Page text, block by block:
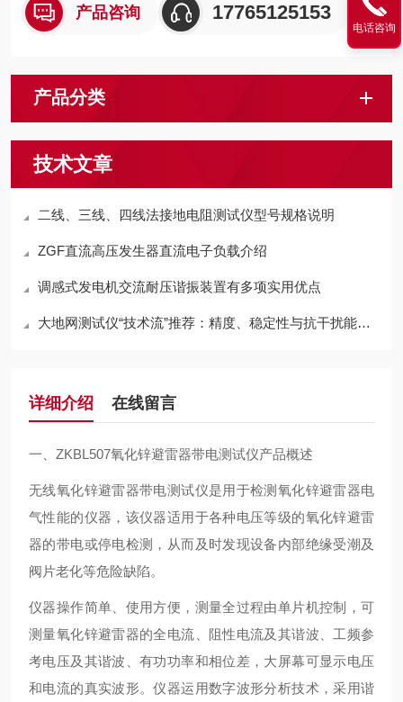
产品咨询 17765125153
产品分类
技术文章
二线、三线、四线法接地电阻测试仪型号规格说明
ZGF直流高压发生器直流电子负载介绍
调感式发电机交流耐压谐振装置有多项实用优点
大地网测试仪“技术流”推荐：精度、稳定性与抗干扰能力的品牌
详细介绍 在线留言
一、 ZKBL507氧化锌避雷器带电测试仪产品概述
无线氧化锌避雷器带电测试仪是用于检测氧化锌避雷器电
气性能的仪器，该仪器适用于各种电压等级的氧化锌避雷
器的带电或停电检测，从而及时发现设备内部绝缘受潮及
阀片老化等危险缺陷。
仪器操作简单、使用方便，测量全过程由单片机控制，可
测量氧化锌避雷器的全电流、阻性电流及其谐波、工频参
考电压及其谐波、有功功率和相位差，大屏幕可显示电压
和电流的真实波形。仪器运用数字波形分析技术，采用谐
电话咨询